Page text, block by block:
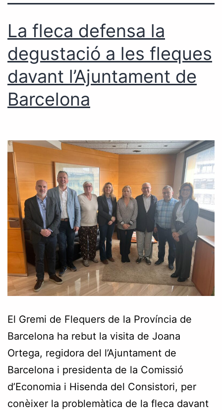
La fleca defensa la
degustació a les fleques
davant l’Ajuntament de
Barcelona
El Gremi de Flequers de la Província de
Barcelona ha rebut la visita de Joana
Ortega, regidora del l’Ajuntament de
Barcelona i presidenta de la Comissió
d’Economia i Hisenda del Consistori, per
conèixer la problemàtica de la fleca davant